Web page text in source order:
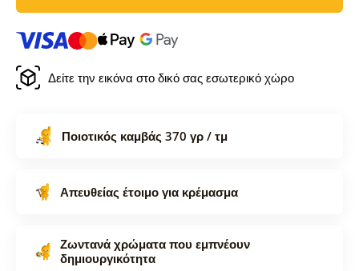
Δείτε την εικόνα στο δικό σας εσωτερικό χώρο
Ποιοτικός καμβάς 370 γρ / τμ
Απευθείας έτοιμο για κρέμασμα
Ζωντανά χρώματα που εμπνέουν
δημιουργικότητα